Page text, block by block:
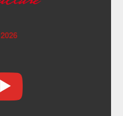
2026